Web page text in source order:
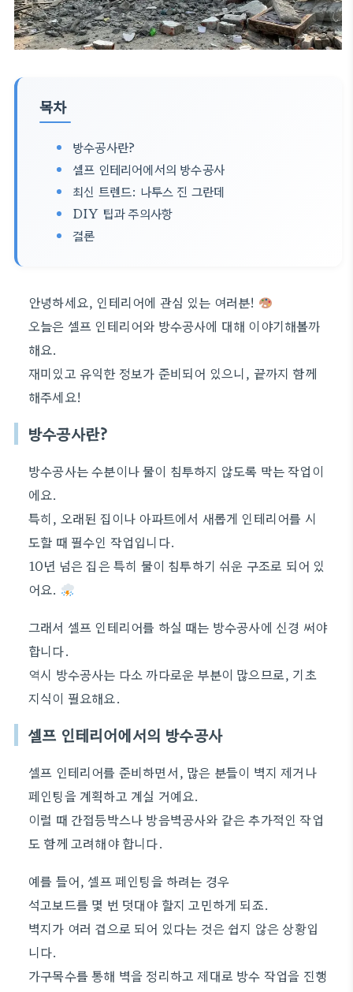
목차
방수공사란?
셀프 인테리어에서의 방수공사
최신 트렌드: 나투스 진 그란데
DIY 팁과 주의사항
결론
안녕하세요, 인테리어에 관심 있는 여러분!
오늘은 셀프 인테리어와 방수공사에 대해 이야기해볼까
해요.
재미있고 유익한 정보가 준비되어 있으니, 끝까지 함께
해주세요!
방수공사란?
방수공사는 수분이나 물이 침투하지 않도록 막는 작업이
에요.
특히, 오래된 집이나 아파트에서 새롭게 인테리어를 시
도할 때 필수인 작업입니다.
10년 넘은 집은 특히 물이 침투하기 쉬운 구조로 되어 있
어요.
그래서 셀프 인테리어를 하실 때는 방수공사에 신경 써야
합니다.
역시 방수공사는 다소 까다로운 부분이 많으므로, 기초
지식이 필요해요.
셀프 인테리어에서의 방수공사
셀프 인테리어를 준비하면서, 많은 분들이 벽지 제거나
페인팅을 계획하고 계실 거예요.
이럴 때 간접등박스나 방음벽공사와 같은 추가적인 작업
도 함께 고려해야 합니다.
예를 들어, 셀프 페인팅을 하려는 경우
석고보드를 몇 번 덧대야 할지 고민하게 되죠.
벽지가 여러 겹으로 되어 있다는 것은 쉽지 않은 상황입
니다.
가구목수를 통해 벽을 정리하고 제대로 방수 작업을 진행